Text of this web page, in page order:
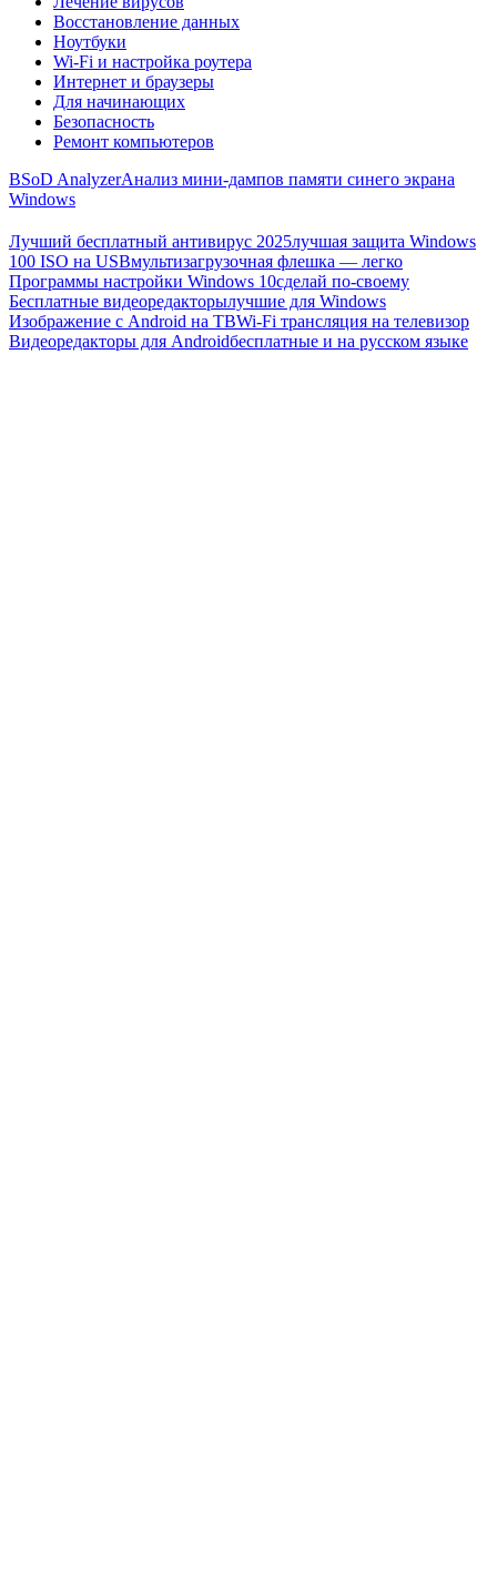
Восстановление данных
Ноутбуки
Wi-Fi и настройка роутера
Интернет и браузеры
Для начинающих
Безопасность
Ремонт компьютеров
BSoD AnalyzerАнализ мини-дампов памяти синего экрана
Windows
Лучший бесплатный антивирус 2025лучшая защита Windows
100 ISO на USBмультизагрузочная флешка — легко
Программы настройки Windows 10сделай по-своему
Бесплатные видеоредакторылучшие для Windows
Изображение с Android на ТВWi-Fi трансляция на телевизор
Видеоредакторы для Androidбесплатные и на русском языке